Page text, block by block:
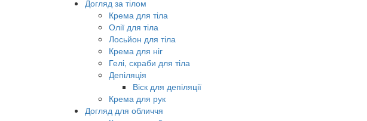
Догляд за тілом
Крема для тіла
Олії для тіла
Лосьйон для тіла
Крема для ніг
Гелі, скраби для тіла
Депіляція
Віск для депіляції
Крема для рук
Догляд для обличчя